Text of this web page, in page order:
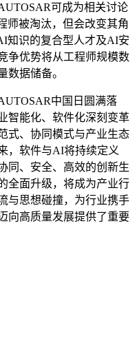
可成为相关讨论
师被淘汰，但会改变其角
知识的复合型人才及AI安
争优势将从工程师规模数
数据储备。
中国日圆满落
智能化、软件化深刻变革
式、协同模式与产业生态
，软件与AI将持续定义
同、安全、高效的创新生
全面升级，将成为产业行
与思想碰撞，为行业携手
向高质量发展提供了重要